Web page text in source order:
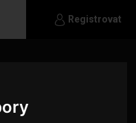
Registrovat